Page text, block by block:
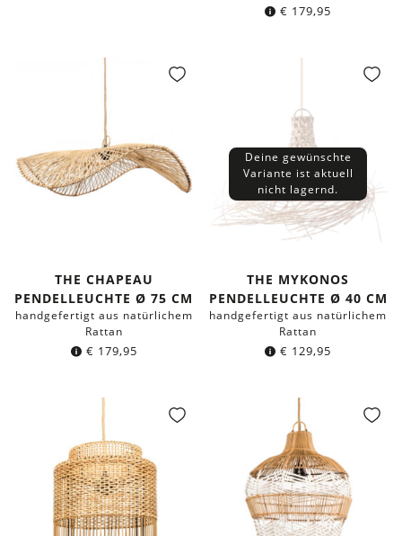
€ 179,95
THE CHAPEAU
PENDELLEUCHTE Ø 75 CM
handgefertigt aus natürlichem
Rattan
€ 179,95
Deine gewünschte
Variante ist aktuell
nicht lagernd.
THE MYKONOS
PENDELLEUCHTE Ø 40 CM
handgefertigt aus natürlichem
Rattan
€ 129,95